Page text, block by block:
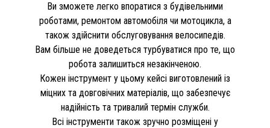
Ви зможете легко впоратися з будівельними
роботами, ремонтом автомобіля чи мотоцикла, а
також здійснити обслуговування велосипедів.
Вам більше не доведеться турбуватися про те, що
робота залишиться незакінченою.
Кожен інструмент у цьому кейсі виготовлений із
міцних та довговічних матеріалів, що забезпечує
надійність та тривалий термін служби.
Всі інструменти також зручно розміщені у